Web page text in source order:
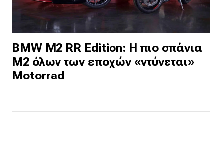
BMW M2 RR Edition: Η πιο σπάνια
M2 όλων των εποχών «ντύνεται»
Motorrad